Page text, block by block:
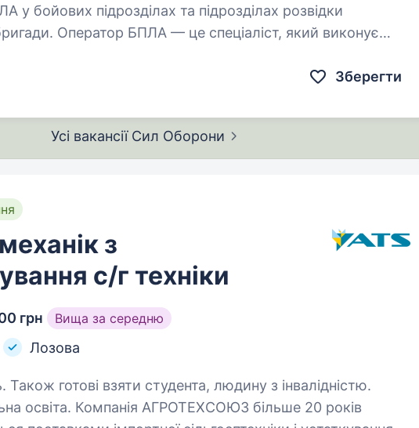
у бойових підрозділах та підрозділах розвідки
Оператор БПЛА — це спеціаліст, який виконує
Зберегти
Усі вакансії Сил Оборони
з
с/г техніки
грн Вища за середню
Лозова
Також готові взяти студента, людину з інвалідністю.
більше 20 років